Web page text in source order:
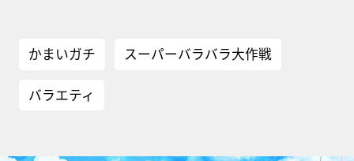
かまいガチ スーパーバラバラ大作戦
バラエティ